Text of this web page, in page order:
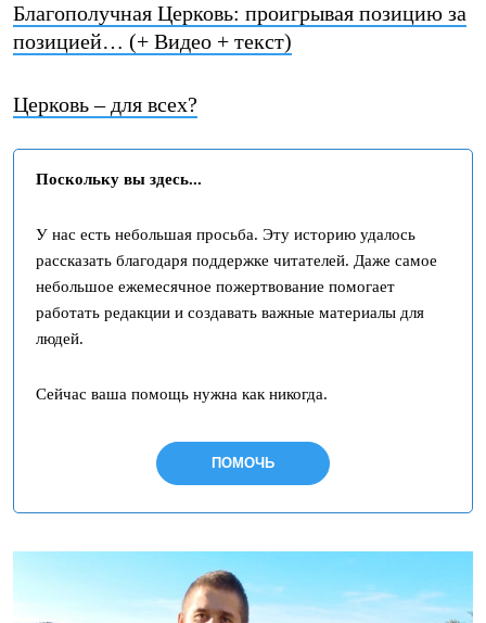
Благополучная Церковь: проигрывая позицию за
позицией… (+ Видео + текст)
Церковь – для всех?
Поскольку вы здесь...
У нас есть небольшая просьба. Эту историю удалось
рассказать благодаря поддержке читателей. Даже самое
небольшое ежемесячное пожертвование помогает
работать редакции и создавать важные материалы для
людей.
Сейчас ваша помощь нужна как никогда.
ПОМОЧЬ